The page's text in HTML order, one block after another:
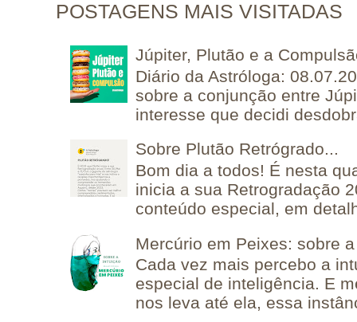
POSTAGENS MAIS VISITADAS
Júpiter, Plutão e a
Diário da Astróloga:
sobre a conjunção entre
interesse que decidi
Sobre Plutão Retrógrado...
Bom dia a todos! É nesta
inicia a sua Retrogradação
conteúdo especial, em
Mercúrio em Peixes: sobre
Cada vez mais percebo a
especial de inteligência. E
nos leva até ela, essa